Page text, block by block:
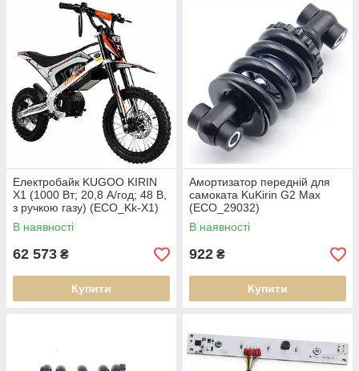
Електробайк KUGOO KIRIN
X1 (1000 Вт; 20,8 А/год; 48 В,
з ручкою газу) (ECO_Kk-X1)
В наявності
62 573 ₴
Купити
Амортизатор передній для
самоката KuKirin G2 Max
(ECO_29032)
В наявності
922 ₴
Купити